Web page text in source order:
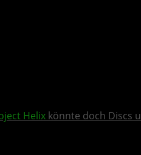
Helix könnte doch Discs